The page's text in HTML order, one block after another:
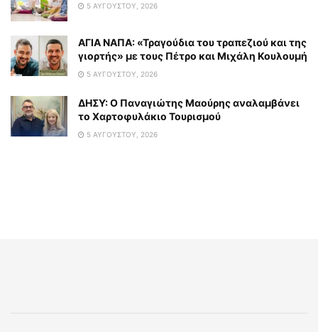
5 ΑΥΓΟΎΣΤΟΥ, 2026
ΑΓΙΑ ΝΑΠΑ: «Τραγούδια του τραπεζιού και της
γιορτής» με τους Πέτρο και Μιχάλη Κουλουμή
5 ΑΥΓΟΎΣΤΟΥ, 2026
ΔΗΣΥ: Ο Παναγιώτης Μαούρης αναλαμβάνει
το Χαρτοφυλάκιο Τουρισμού
5 ΑΥΓΟΎΣΤΟΥ, 2026